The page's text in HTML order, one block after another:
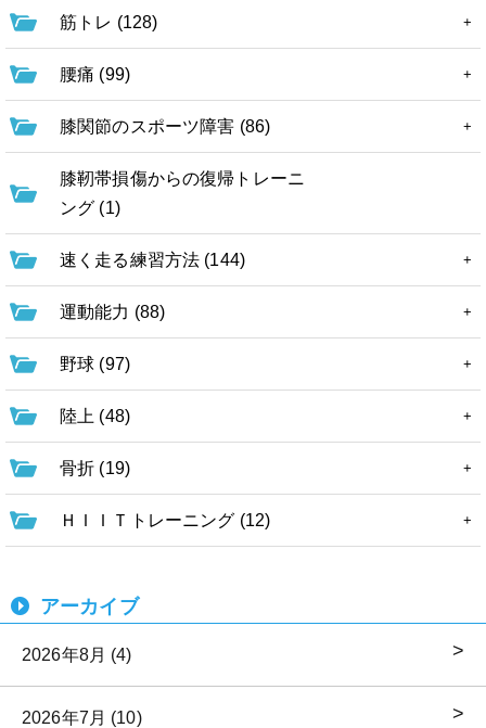
筋トレ (128)
腰痛 (99)
膝関節のスポーツ障害 (86)
膝靭帯損傷からの復帰トレーニ
ング (1)
速く走る練習方法 (144)
運動能力 (88)
野球 (97)
陸上 (48)
骨折 (19)
ＨＩＩＴトレーニング (12)
アーカイブ
2026年8月 (4)
2026年7月 (10)